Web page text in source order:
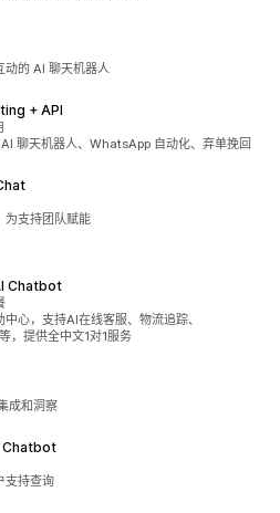
动的 AI 聊天机器人
+ API
聊天机器人、WhatsApp 自动化、弃单挽回
为支持团队赋能
Chatbot
心，支持AI在线客服、物流追踪、
提供全中文1对1服务
成和洞察
Chatbot
支持查询